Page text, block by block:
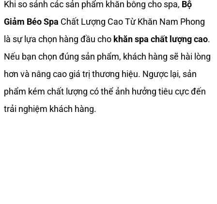
Khi so sánh các sản phẩm khăn bông cho spa, Bộ
Giảm Béo Spa Chất Lượng Cao Từ Khăn Nam Phong
là sự lựa chọn hàng đầu cho khăn spa chất lượng cao.
Nếu bạn chọn đúng sản phẩm, khách hàng sẽ hài lòng
hơn và nâng cao giá trị thương hiệu. Ngược lại, sản
phẩm kém chất lượng có thể ảnh hưởng tiêu cực đến
trải nghiệm khách hàng.